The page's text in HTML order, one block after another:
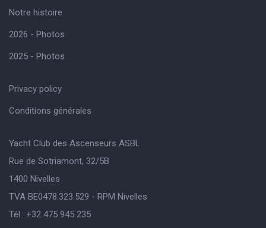
Notre histoire
2026 - Photos
2025 - Photos
Privacy policy
Conditions générales
Yacht Club des Ascenseurs ASBL
Rue de Sotriamont, 32/5B
1400 Nivelles
TVA BE0478.323.529 - RPM Nivelles
Tél.: +32 475 945 235